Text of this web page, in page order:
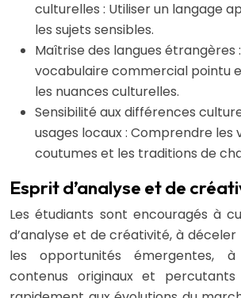
culturelles : Utiliser un langage
les sujets sensibles.
Maîtrise des langues étrangères
vocabulaire commercial pointu
les nuances culturelles.
Sensibilité aux différences
usages locaux : Comprendre les
coutumes et les traditions de
Esprit d’analyse et de
Les étudiants sont encouragés à
d’analyse et de créativité, à
les opportunités émergentes,
contenus originaux et